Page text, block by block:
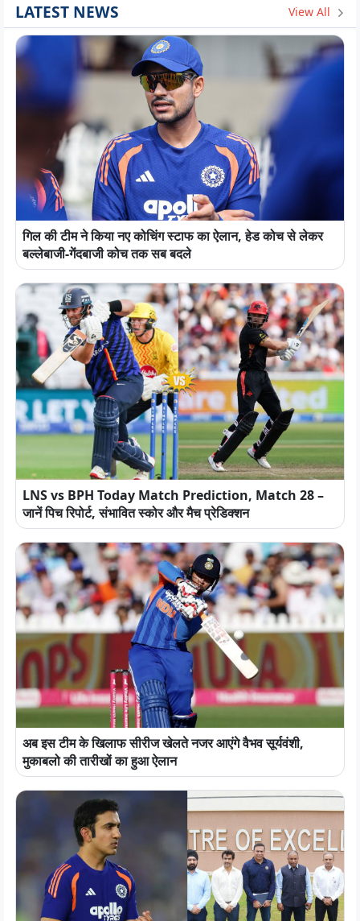
LATEST NEWS View All
गिल की टीम ने किया नए कोचिंग स्टाफ का ऐलान, हेड कोच से लेकर
बल्लेबाजी-गेंदबाजी कोच तक सब बदले
LNS vs BPH Today Match Prediction, Match 28 –
जानें पिच रिपोर्ट, संभावित स्कोर और मैच प्रेडिक्शन
अब इस टीम के खिलाफ सीरीज खेलते नजर आएंगे वैभव सूर्यवंशी,
मुकाबलो की तारीखों का हुआ ऐलान